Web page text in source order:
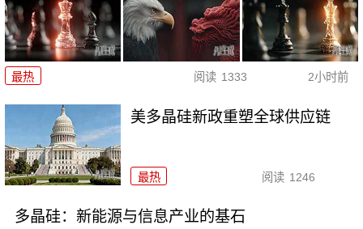
最热 阅读 1333 2小时前
美多晶硅新政重塑全球供应链
最热 阅读 1246
多晶硅：新能源与信息产业的基石